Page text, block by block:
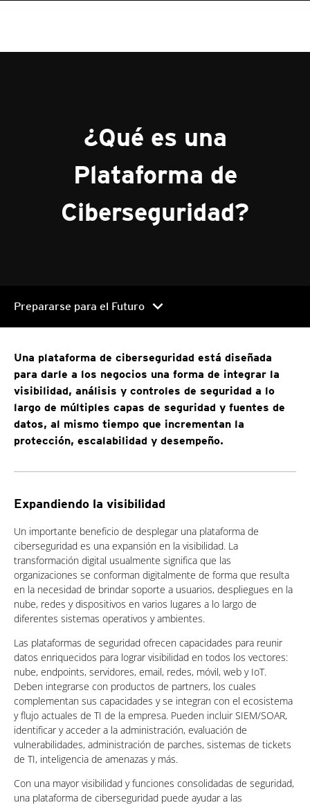
¿Qué es una
Plataforma de
Ciberseguridad?
Prepararse para el Futuro chevron_right
Una plataforma de ciberseguridad está diseñada
para darle a los negocios una forma de integrar la
visibilidad, análisis y controles de seguridad a lo
largo de múltiples capas de seguridad y fuentes de
datos, al mismo tiempo que incrementan la
protección, escalabilidad y desempeño.
Expandiendo la visibilidad
Un importante beneficio de desplegar una plataforma de
ciberseguridad es una expansión en la visibilidad. La
transformación digital usualmente significa que las
organizaciones se conforman digitalmente de forma que resulta
en la necesidad de brindar soporte a usuarios, despliegues en la
nube, redes y dispositivos en varios lugares a lo largo de
diferentes sistemas operativos y ambientes.
Las plataformas de seguridad ofrecen capacidades para reunir
datos enriquecidos para lograr visibilidad en todos los vectores:
nube, endpoints, servidores, email, redes, móvil, web y IoT.
Deben integrarse con productos de partners, los cuales
complementan sus capacidades y se integran con el ecosistema
y flujo actuales de TI de la empresa. Pueden incluir SIEM/SOAR,
identificar y acceder a la administración, evaluación de
vulnerabilidades, administración de parches, sistemas de tickets
de TI, inteligencia de amenazas y más.
Con una mayor visibilidad y funciones consolidadas de seguridad,
una plataforma de ciberseguridad puede ayudar a las